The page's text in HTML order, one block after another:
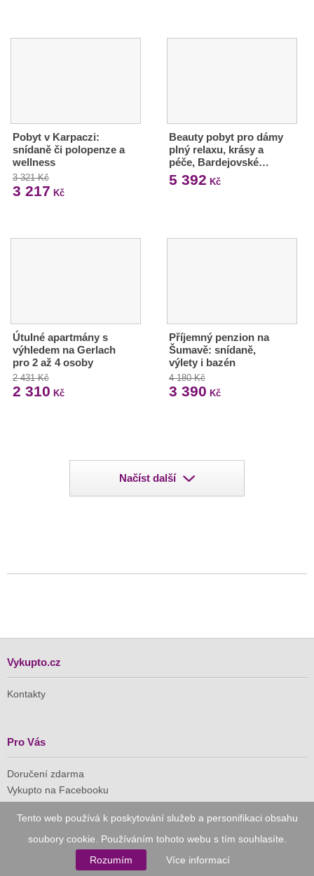
Tento web používá k poskytování služeb a personifikaci obsahu
soubory cookie. Používáním tohoto webu s tím souhlasíte.
Rozumím
Více informací
Pobyt v Karpaczi:
snídaně či polopenze a
wellness
3 321 Kč
3 217 Kč
Beauty pobyt pro dámy
plný relaxu, krásy a
péče, Bardejovské…
5 392 Kč
Útulné apartmány s
výhledem na Gerlach
pro 2 až 4 osoby
2 431 Kč
2 310 Kč
Příjemný penzion na
Šumavě: snídaně,
výlety i bazén
4 180 Kč
3 390 Kč
Načíst další
Vykupto.cz
Kontakty
Pro Vás
Doručení zdarma
Vykupto na Facebooku
Důvěryhodný nákup
Naše společnost je členem Asociace pro elektronickou
komerci (APEK)